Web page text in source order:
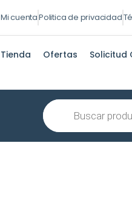
Mi cuentaPolitica de privacidad
Tienda Ofertas Solicitud
Búsqueda
de
productos